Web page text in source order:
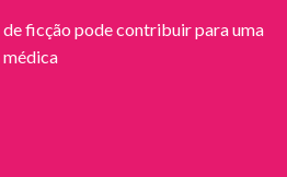
ficção pode contribuir para uma